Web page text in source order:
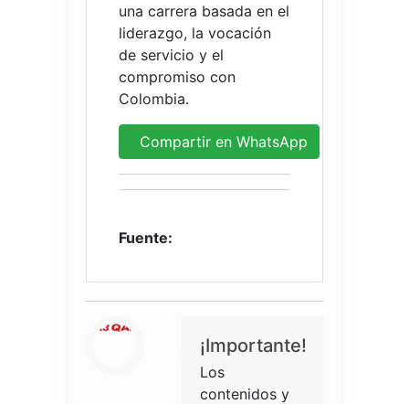
una carrera basada en el
liderazgo, la vocación
de servicio y el
compromiso con
Colombia.
Compartir en WhatsApp
Fuente:
¡Importante!
Los
contenidos y